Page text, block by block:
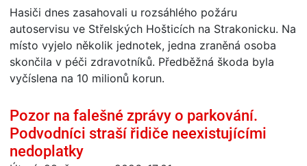
Hasiči dnes zasahovali u rozsáhlého požáru
autoservisu ve Střelských Hošticích na Strakonicku. Na
místo vyjelo několik jednotek, jedna zraněná osoba
skončila v péči zdravotníků. Předběžná škoda byla
vyčíslena na 10 milionů korun.
Pozor na falešné zprávy o parkování.
Podvodníci straší řidiče neexistujícími
nedoplatky